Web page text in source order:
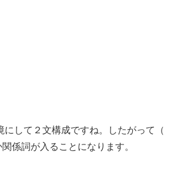
にして２文構成ですね。したがって（
係詞が入ることになります。